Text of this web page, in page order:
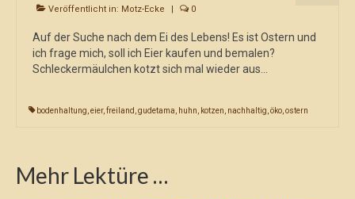
Veröffentlicht in: Motz-Ecke | 0
Auf der Suche nach dem Ei des Lebens! Es ist Ostern und
ich frage mich, soll ich Eier kaufen und bemalen?
Schleckermäulchen kotzt sich mal wieder aus…
bodenhaltung eier, freiland gudetama huhn kotzen nachhaltig öko ostern
Mehr Lektüre …